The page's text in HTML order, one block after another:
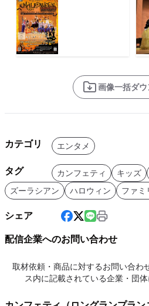
画像一括ダウ
カテゴリ エンタメ
タグ カンフェティ キッズ
ズーラシアン
ハロウィン ファミ
シェア
配信企業へのお問い合わせ
取材依頼・商品に対するお問い合わ
ス内に記載されている企業・団